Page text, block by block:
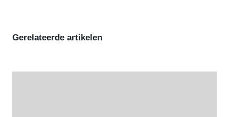
Gerelateerde artikelen